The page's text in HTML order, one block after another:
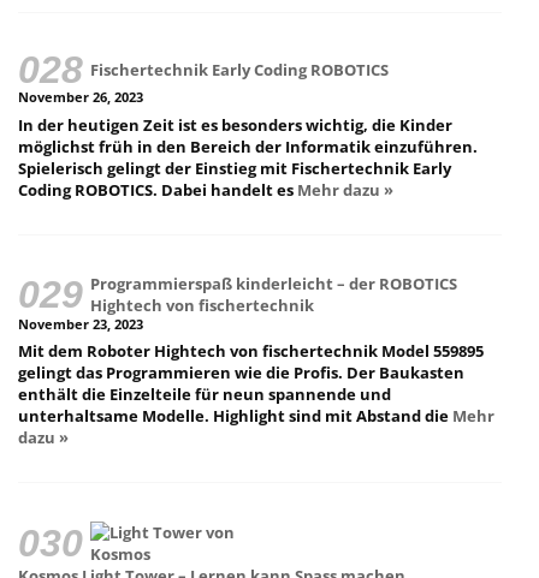
Fischertechnik Early Coding ROBOTICS
November 26, 2023
In der heutigen Zeit ist es besonders wichtig, die Kinder
möglichst früh in den Bereich der Informatik einzuführen.
Spielerisch gelingt der Einstieg mit Fischertechnik Early
Coding ROBOTICS. Dabei handelt es Mehr dazu »
Programmierspaß kinderleicht – der ROBOTICS
Hightech von fischertechnik
November 23, 2023
Mit dem Roboter Hightech von fischertechnik Model 559895
gelingt das Programmieren wie die Profis. Der Baukasten
enthält die Einzelteile für neun spannende und
unterhaltsame Modelle. Highlight sind mit Abstand die Mehr
dazu »